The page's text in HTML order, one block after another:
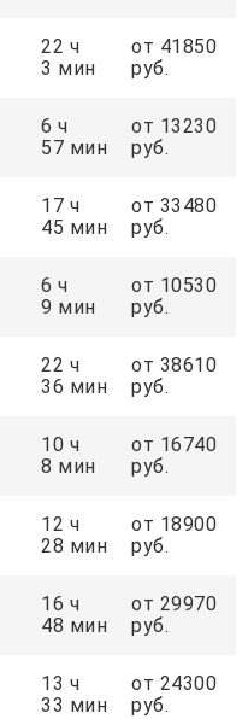
22 ч
3 мин
от 41850
руб.
6 ч
57 мин
от 13230
руб.
17 ч
45 мин
от 33480
руб.
6 ч
9 мин
от 10530
руб.
22 ч
36 мин
от 38610
руб.
10 ч
8 мин
от 16740
руб.
12 ч
28 мин
от 18900
руб.
16 ч
48 мин
от 29970
руб.
13 ч
33 мин
от 24300
руб.